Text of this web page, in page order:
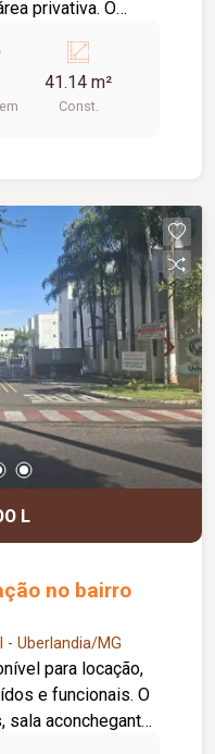
privativa. O
e cooktop, 2
planejado, banheiro
além de 1
para o dia a
infraestrutura.
41.14 m²
Const.
L
no bairro
- Uberlandia/MG
para locação,
e funcionais. O
aconchegante,